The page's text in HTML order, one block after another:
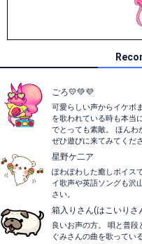
ごろ💛💚💜
可愛らしい声からイケボ
を歌われている時も本当
でとっても素敵。 ほんわ
ぜひ遊びに来てみてくだ
星野ケ二ア
ぽわぽわした癒しボイス
イ歌声や英語ソングも沢
さい。
箱入りさん(はこいりさ
良いお声の方。 唄と普
ぐみさんの曲を歌ってい